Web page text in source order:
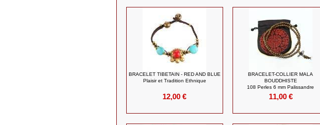
BRACELET TIBETAIN - RED AND BLUE
Plaisir et Tradition Ethnique
12,00 €
BRACELET-COLLIER MALA
BOUDDHISTE
108 Perles 6 mm Palissandre
11,00 €